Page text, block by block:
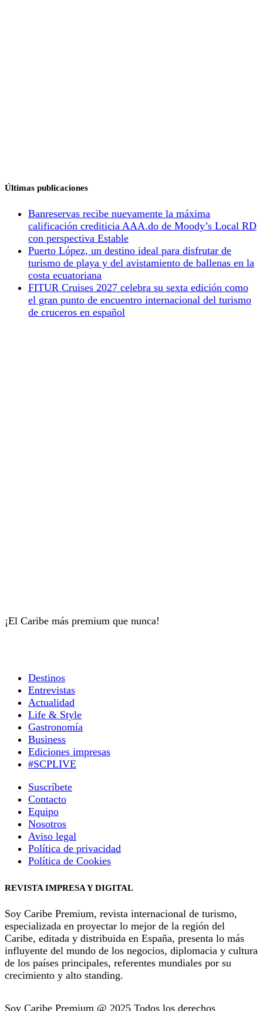
Últimas publicaciones
Banreservas recibe nuevamente la máxima
calificación crediticia AAA.do de Moody’s Local RD
con perspectiva Estable
Puerto López, un destino ideal para disfrutar de
turismo de playa y del avistamiento de ballenas en la
costa ecuatoriana
FITUR Cruises 2027 celebra su sexta edición como
el gran punto de encuentro internacional del turismo
de cruceros en español
¡El Caribe más premium que nunca!
Destinos
Entrevistas
Actualidad
Life & Style
Gastronomía
Business
Ediciones impresas
#SCPLIVE
Suscríbete
Contacto
Equipo
Nosotros
Aviso legal
Política de privacidad
Política de Cookies
REVISTA IMPRESA Y DIGITAL
Soy Caribe Premium, revista internacional de turismo,
especializada en proyectar lo mejor de la región del
Caribe, editada y distribuida en España, presenta lo más
influyente del mundo de los negocios, diplomacia y cultura
de los países principales, referentes mundiales por su
crecimiento y alto standing.
Soy Caribe Premium @ 2025 Todos los derechos